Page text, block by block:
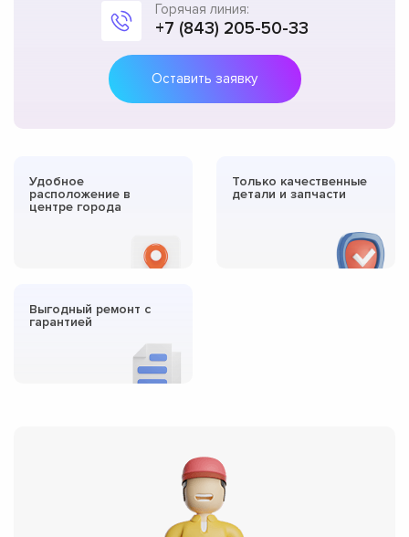
Горячая линия:
+7 (843) 205-50-33
Оставить заявку
Удобное
расположение в
центре города
Только качественные
детали и запчасти
Выгодный ремонт с
гарантией